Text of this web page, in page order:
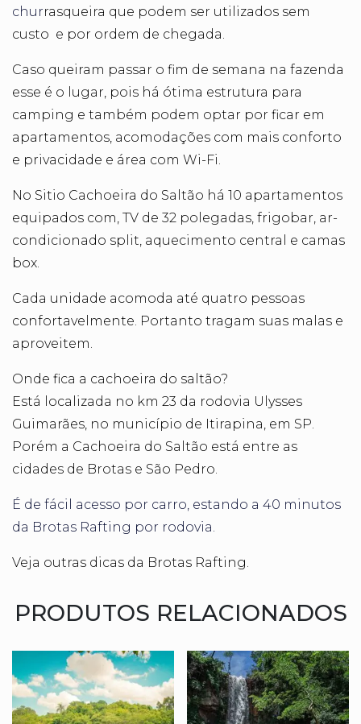
churrasqueira que podem ser utilizados sem
custo e por ordem de chegada.
Caso queiram passar o fim de semana na fazenda
esse é o lugar, pois há ótima estrutura para
camping e também podem optar por ficar em
apartamentos , acomodações com mais conforto
e privacidade e área com Wi-Fi.
No Sitio Cachoeira do Saltão há 10 apartamentos
equipados com, TV de 32 polegadas, frigobar, ar-
condicionado split, aquecimento central e camas
box.
Cada unidade acomoda até quatro pessoas
confortavelmente. Portanto tragam suas malas e
aproveitem.
Onde fica a cachoeira do saltão?
Está localizada no km 23 da rodovia Ulysses
Guimarães, no município de Itirapina, em SP.
Porém a Cachoeira do Saltão está entre as
cidades de Brotas e São Pedro.
É de fácil acesso por carro, estando a 40 minutos
da Brotas Rafting por rodovia.
Veja outras dicas da Brotas Rafting.
PRODUTOS RELACIONADOS